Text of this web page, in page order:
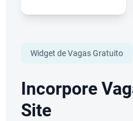
Widget de Vagas Gratuito
Incorpore
Site